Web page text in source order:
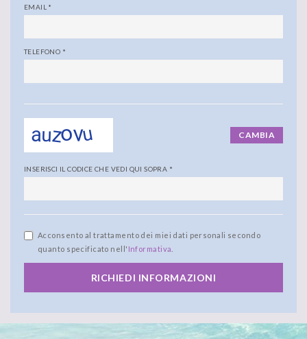
EMAIL *
TELEFONO *
CAMBIA
INSERISCI IL CODICE CHE VEDI QUI SOPRA *
Acconsento al trattamento dei miei dati personali secondo
quanto specificato nell' Informativa
RICHIEDI INFORMAZIONI